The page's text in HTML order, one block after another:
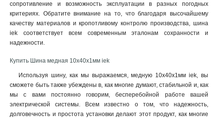
10х30х4000мм
6х60х4000мм 1
6х50х4000мм
5х40х4000мм
5х30х4000мм 1
5х25х4000мм
5х20х4000мм
4х40х4000мм 1
сопротивление и возможность эксплуатации в разных погодных
критериях. Обратите внимание на то, что благодаря высочайшему
качеству материалов и кропотливому контролю производства, шина
iek соответствует всем современным эталонам сохранности и
надежности.
Купить Шина медная 10x40x1мм iek
Используя шину, как мы выражаемся, медную 10x40x1мм iek, вы
сможете быть также убеждены в, как многие думают, стабильной и, как
мы с вами постоянно говорим, бесперебойной работе вашей
электрической системы. Всем известно о том, что надежность,
долговечность и простота установки делают этот продукт, как многие